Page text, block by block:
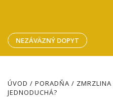
NEZÁVÄZNÝ DOPYT
ÚVOD / PORADŇA / ZMRZLINA
JEDNODUCHÁ?